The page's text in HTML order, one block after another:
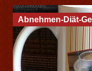
Abnehmen-Diät-